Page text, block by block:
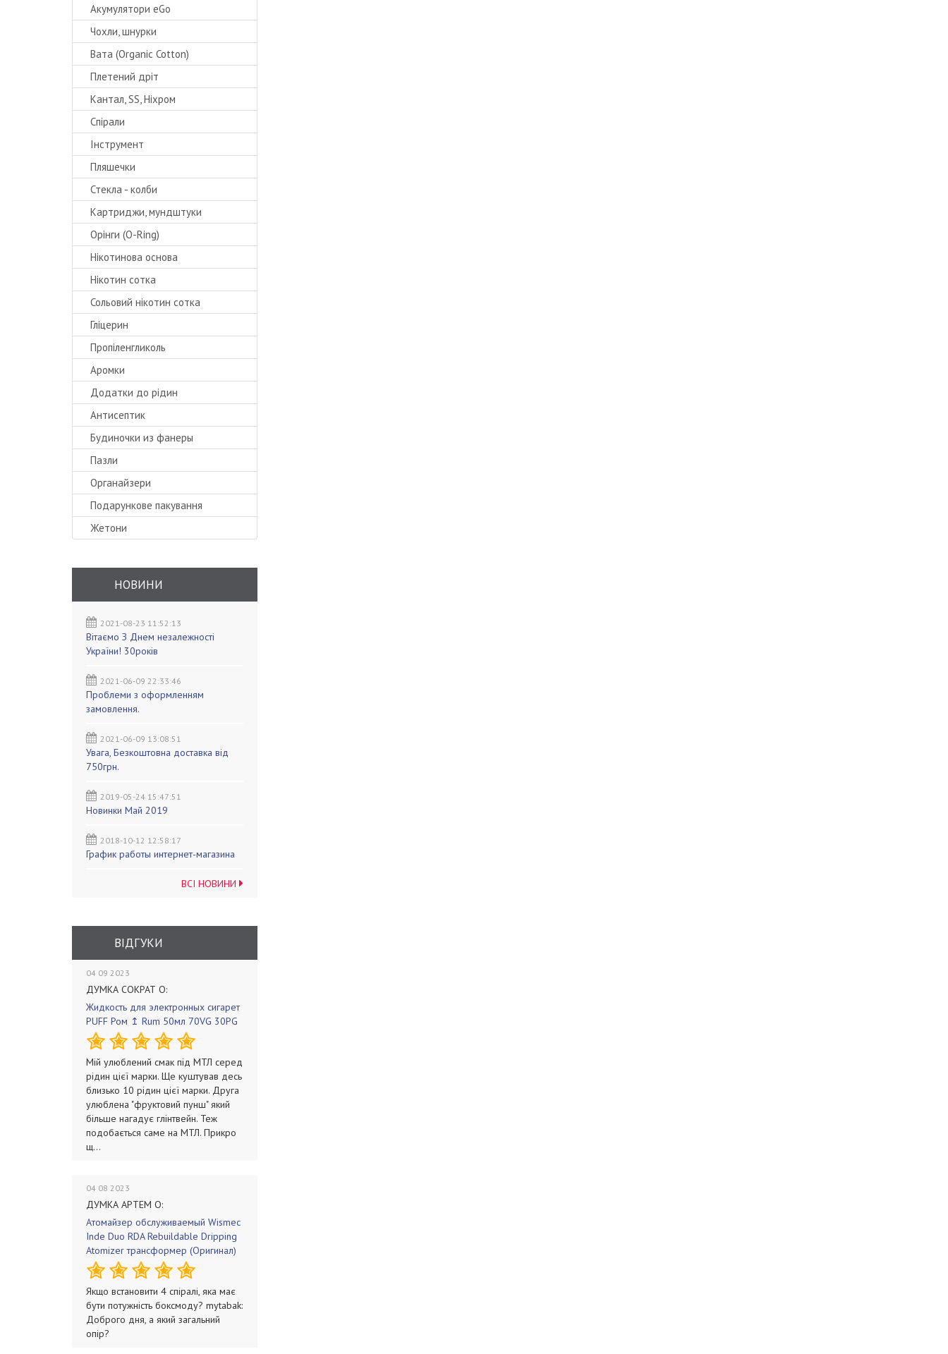
Акумулятори eGo
Чохли, шнурки
Вата (Organic Cotton)
Плетений дріт
Кантал, SS, Ніхром
Спірали
Інструмент
Пляшечки
Стекла - колби
Картриджи, мундштуки
Орінги (O-Ring)
Нікотинова основа
Нікотин сотка
Сольовий нікотин сотка
Гліцерин
Пропіленгликоль
Аромки
Додатки до рідин
Антисептик
Будиночки из фанеры
Пазли
Органайзери
Подарункове пакування
Жетони
НОВИНИ
2021-08-23 11:52:13
Вітаємо З Днем незалежності
України! 30років
2021-06-09 22:33:46
Проблеми з оформленням
замовлення.
2021-06-09 13:08:51
Увага, Безкоштовна доставка від
750грн.
2019-05-24 15:47:51
Новинки Май 2019
2018-10-12 12:58:17
График работы интернет-магазина
ВСІ НОВИНИ
ВІДГУКИ
04 09 2023
ДУМКА СОКРАТ О:
Жидкость для электронных сигарет
PUFF Ром ↥ Rum 50мл 70VG 30PG
Мій улюблений смак під МТЛ серед
рідин цієї марки. Ще куштував десь
близько 10 рідин цієї марки. Друга
улюблена "фруктовий пунш" який
більше нагадує глінтвейн. Теж
подобається саме на МТЛ. Прикро
щ...
04 08 2023
ДУМКА АРТЕМ О:
Атомайзер обслуживаемый Wismec
Inde Duo RDA Rebuildable Dripping
Atomizer трансформер (Оригинал)
Якщо встановити 4 спіралі, яка має
бути потужність боксмоду? mytabak:
Доброго дня, а який загальний
опір?